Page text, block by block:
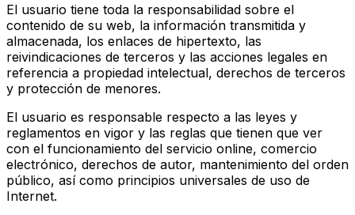
El usuario tiene toda la responsabilidad sobre el
contenido de su web, la información transmitida y
almacenada, los enlaces de hipertexto, las
reivindicaciones de terceros y las acciones legales en
referencia a propiedad intelectual, derechos de terceros
y protección de menores.
El usuario es responsable respecto a las leyes y
reglamentos en vigor y las reglas que tienen que ver
con el funcionamiento del servicio online, comercio
electrónico, derechos de autor, mantenimiento del orden
público, así como principios universales de uso de
Internet.